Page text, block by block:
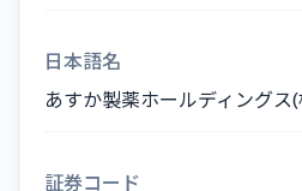
日本語名
あすか製薬ホールディングス
証券コード